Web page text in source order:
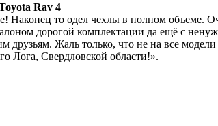
Rav 4
Наконец то одел чехлы в полном объеме.
дорогой комплектации да ещё с
друзьям. Жаль только, что не на все
Лога, Свердловской области!».